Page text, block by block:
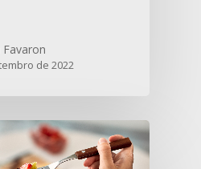
Favaron
de 2022